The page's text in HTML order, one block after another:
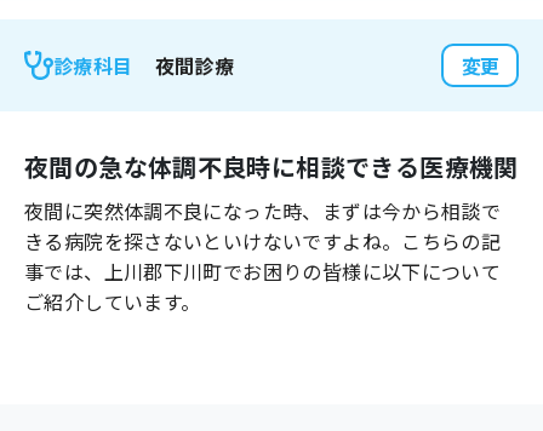
よくあるご質問
診療科目 夜間診療 変更
夜間の急な体調不良時に相談できる医療機関
夜間に突然体調不良になった時、まずは今から相談で
きる病院を探さないといけないですよね。こちらの記
事では、 上川郡下川町でお困りの皆様に以下について
ご紹介しています。